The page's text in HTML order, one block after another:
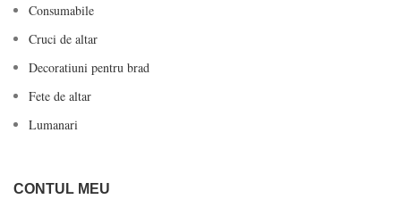
Consumabile
Cruci de altar
Decoratiuni pentru brad
Fete de altar
Lumanari
CONTUL MEU